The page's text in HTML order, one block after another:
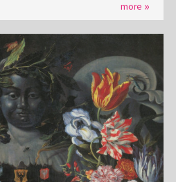
more